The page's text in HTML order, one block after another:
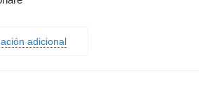
adicional